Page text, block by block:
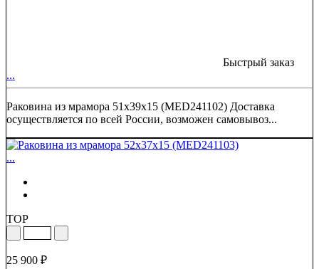
Быстрый заказ
...
Раковина из мрамора 51х39х15 (MED241102) Доставка
осуществляется по всей России, возможен самовывоз...
...
TOP
25 900 ₽